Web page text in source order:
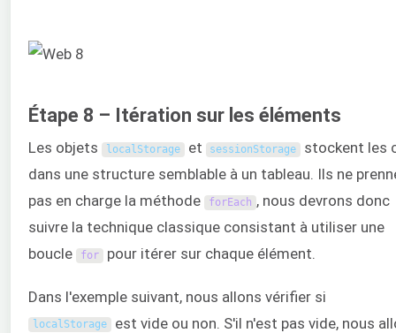
Étape 8 – Itération sur les éléments
Les objets localStorage et sessionStorage
stockent les
dans une structure semblable à un tableau. Ils ne
pas en charge la méthode
forEach , nous devrons donc
suivre la technique classique consistant à utiliser une
boucle
for pour itérer sur chaque élément.
Dans l'exemple suivant, nous allons vérifier si
localStorage est vide ou non. S'il n'est pas vide, nous